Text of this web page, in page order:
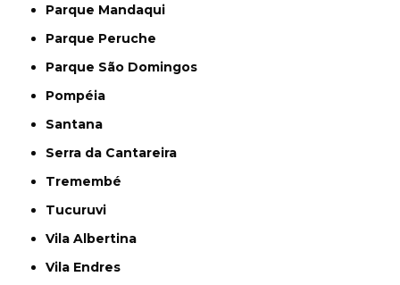
Parque Mandaqui
Parque Peruche
Parque São Domingos
Pompéia
Santana
Serra da Cantareira
Tremembé
Tucuruvi
Vila Albertina
Vila Endres